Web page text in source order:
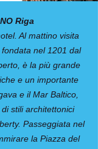
Riga
Al mattino visita
nel 1201 dal
è la più grande
e un importante
e il Mar Baltico,
stili architettonici
Passeggiata nel
la Piazza del